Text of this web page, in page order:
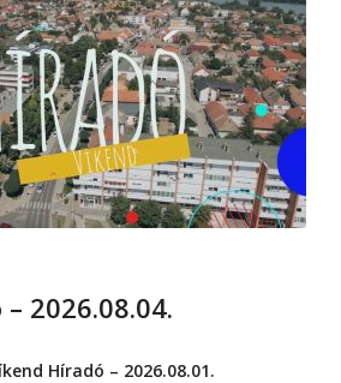
2026.08.04.
Híradó – 2026.08.01.